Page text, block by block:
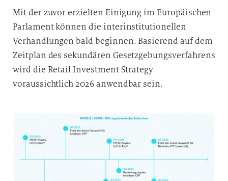
Mit der zuvor erzielten Einigung im Europäischen
Parlament können die interinstitutionellen
Verhandlungen bald beginnen. Basierend auf dem
Zeitplan des sekundären Gesetzgebungsverfahrens
wird die Retail Investment Strategy
voraussichtlich 2026 anwendbar sein.